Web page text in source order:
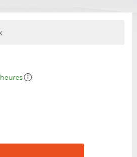
heures